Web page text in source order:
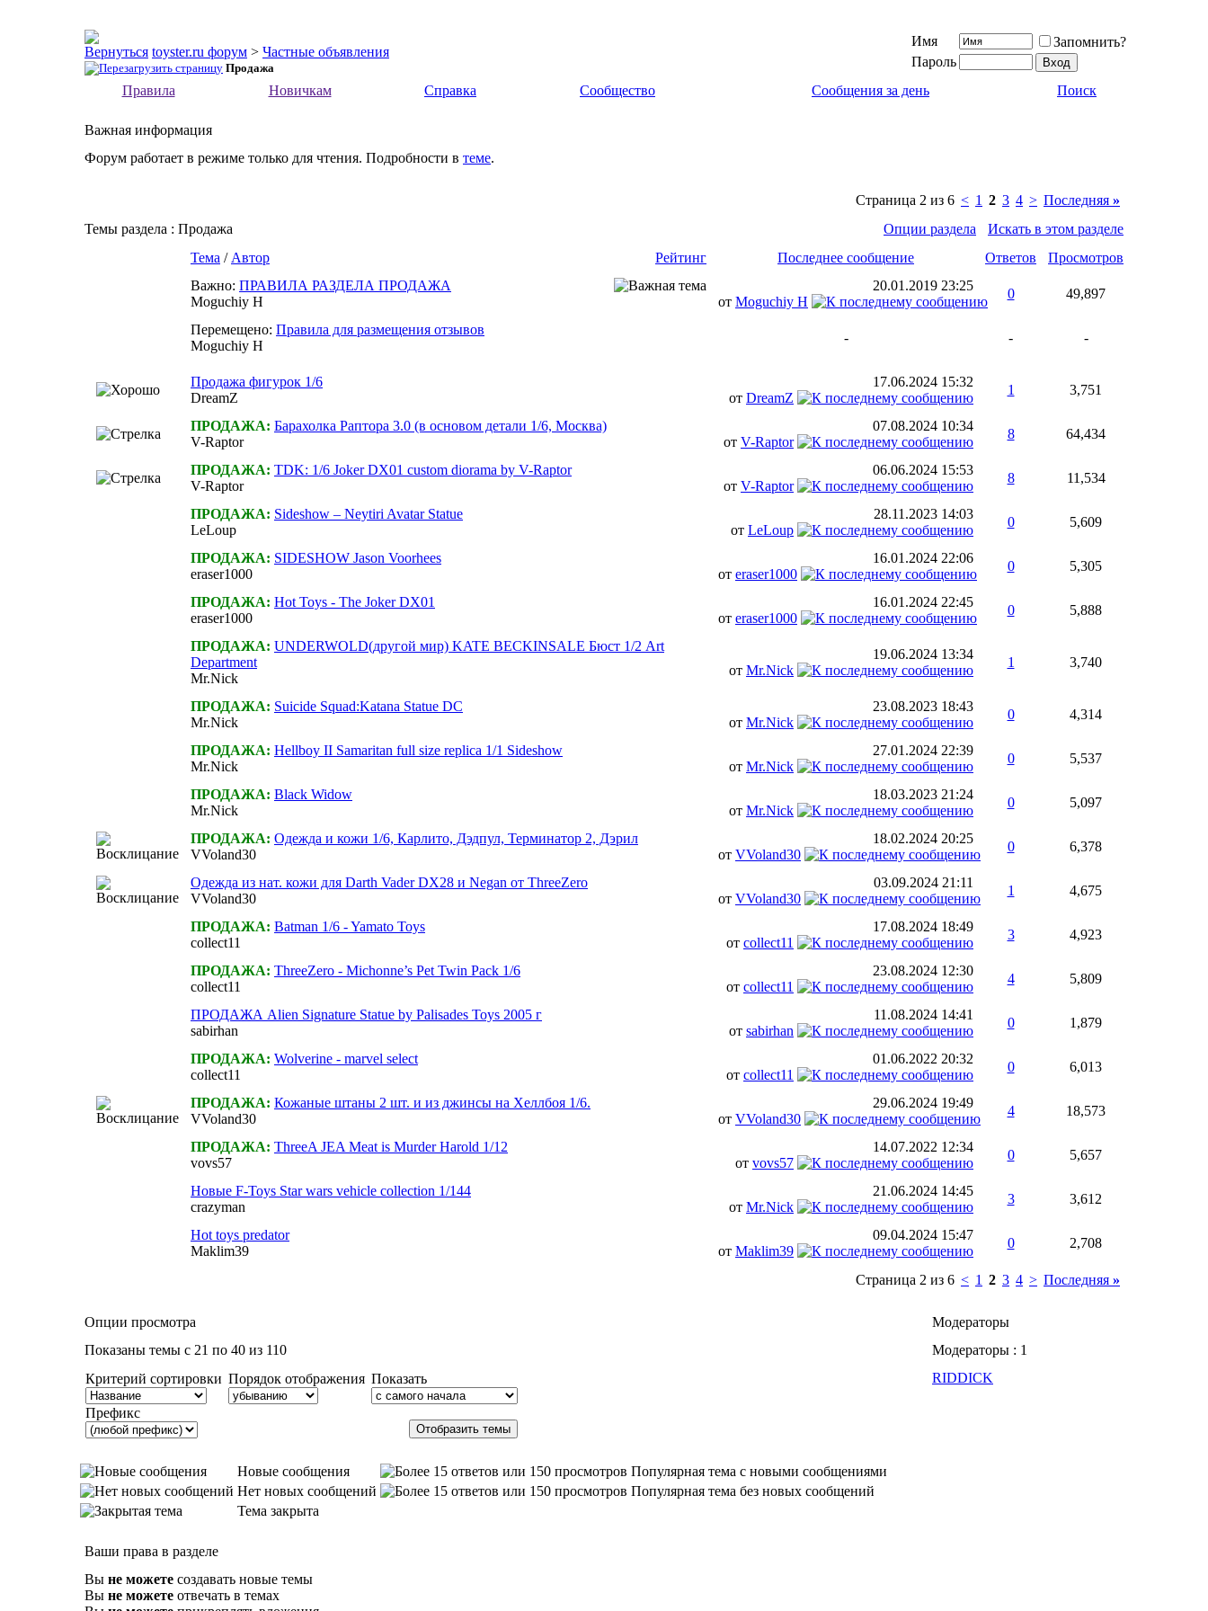
toyster.ru форум > Частные объявления
Продажа
Имя
Запомнить?
Пароль
Правила
Новичкам Справка Сообщество Сообщения за день Поиск
Важная информация
Форум работает в режиме только для чтения. Подробности в теме.
Страница 2 из 6 < 1 2 3 4 > Последняя »
Темы раздела : Продажа Опции раздела
Искать в этом разделе
Рейтинг
Тема / Автор Последнее сообщение Ответов
Просмотров
Важно: ПРАВИЛА РАЗДЕЛА ПРОДАЖА
Moguchiy H
20.01.2019 23:25
от Moguchiy H
0 49,897
Перемещено: Правила для размещения отзывов
Moguchiy H
- - -
Продажа фигурок 1/6
DreamZ
17.06.2024 15:32
от DreamZ
1 3,751
ПРОДАЖА: Барахолка Раптора 3.0 (в основом детали 1/6, Москва)
V-Raptor
07.08.2024 10:34
от V-Raptor
8 64,434
ПРОДАЖА: TDK: 1/6 Joker DX01 custom diorama by V-Raptor
V-Raptor
06.06.2024 15:53
от V-Raptor
8 11,534
ПРОДАЖА: Sideshow – Neytiri Avatar Statue
LeLoup
28.11.2023 14:03
от LeLoup
0 5,609
ПРОДАЖА: SIDESHOW Jason Voorhees
eraser1000
16.01.2024 22:06
от eraser1000
0 5,305
ПРОДАЖА: Hot Toys - The Joker DX01
eraser1000
16.01.2024 22:45
от eraser1000
0 5,888
ПРОДАЖА: UNDERWOLD(другой мир) KATE BECKINSALE Бюст 1/2 Art
Department
Mr.Nick
19.06.2024 13:34
от Mr.Nick
1 3,740
ПРОДАЖА: Suicide Squad:Katana Statue DC
Mr.Nick
23.08.2023 18:43
от Mr.Nick
0 4,314
ПРОДАЖА: Hellboy II Samaritan full size replica 1/1 Sideshow
Mr.Nick
27.01.2024 22:39
от Mr.Nick
0 5,537
ПРОДАЖА: Black Widow
Mr.Nick
18.03.2023 21:24
от Mr.Nick
0 5,097
ПРОДАЖА: Одежда и кожи 1/6, Карлито, Дэдпул, Терминатор 2, Дэрил
VVoland30
18.02.2024 20:25
от VVoland30
0 6,378
Одежда из нат. кожи для Darth Vader DX28 и Negan от ThreeZero
VVoland30
03.09.2024 21:11
от VVoland30
1 4,675
ПРОДАЖА: Batman 1/6 - Yamato Toys
collect11
17.08.2024 18:49
от collect11
3 4,923
ПРОДАЖА: ThreeZero - Michonne’s Pet Twin Pack 1/6
collect11
23.08.2024 12:30
от collect11
4 5,809
ПРОДАЖА Alien Signature Statue by Palisades Toys 2005 г
sabirhan
11.08.2024 14:41
от sabirhan
0 1,879
ПРОДАЖА: Wolverine - marvel select
collect11
01.06.2022 20:32
от collect11
0 6,013
ПРОДАЖА: Кожаные штаны 2 шт. и из джинсы на Хеллбоя 1/6.
VVoland30
29.06.2024 19:49
от VVoland30
4 18,573
ПРОДАЖА: ThreeA JEA Meat is Murder Harold 1/12
vovs57
14.07.2022 12:34
от vovs57
0 5,657
Новые F-Toys Star wars vehicle collection 1/144
crazyman
21.06.2024 14:45
от Mr.Nick
3 3,612
Hot toys predator
Maklim39
09.04.2024 15:47
от Maklim39
0 2,708
Страница 2 из 6 < 1 2 3 4 > Последняя »
Опции просмотра
Модераторы
Показаны темы с 21 по 40 из 110
Модераторы : 1
Критерий сортировки Порядок отображения Показать
Префикс
RIDDICK
Новые сообщения
Популярная тема с новыми сообщениями
Нет новых сообщений
Популярная тема без новых сообщений
Тема закрыта
Ваши права в разделе
Вы не можете создавать новые темы
Вы не можете отвечать в темах